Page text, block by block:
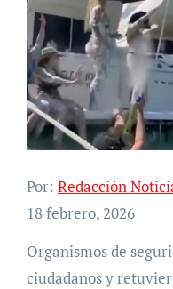
Por: Redacción
18 febrero, 2026
Organismos de seguridad detuvieron a tres
ciudadanos y